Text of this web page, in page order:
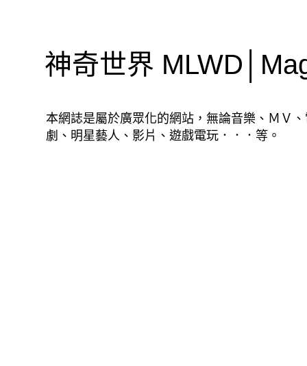
神奇世界
本網誌是屬於廣眾化的網站，無論音樂、ＭＶ
劇、明星藝人、影片、遊戲電玩．．．等。